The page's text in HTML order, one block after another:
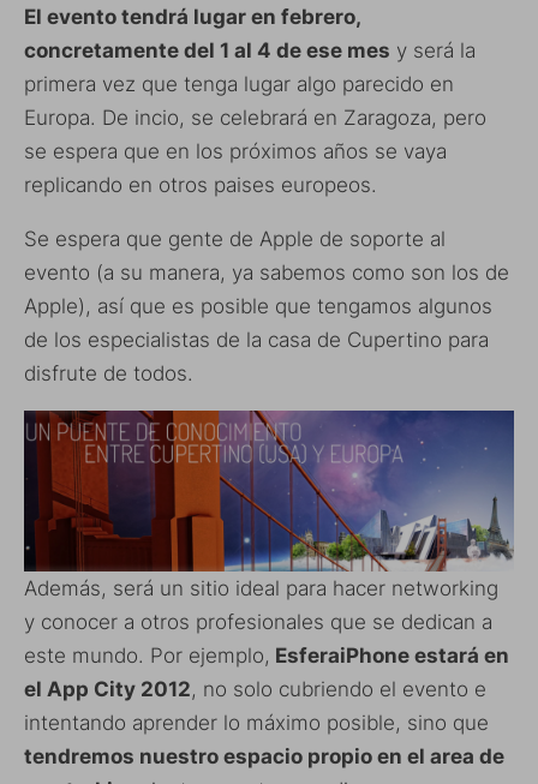
El evento tendrá lugar en febrero,
concretamente del 1 al 4 de ese mes y será la
primera vez que tenga lugar algo parecido en
Europa. De incio, se celebrará en Zaragoza, pero
se espera que en los próximos años se vaya
replicando en otros paises europeos.
Se espera que gente de Apple de soporte al
evento (a su manera, ya sabemos como son los de
Apple), así que es posible que tengamos algunos
de los especialistas de la casa de Cupertino para
disfrute de todos.
Además, será un sitio ideal para hacer networking
y conocer a otros profesionales que se dedican a
este mundo. Por ejemplo, EsferaiPhone estará en
el App City 2012, no solo cubriendo el evento e
intentando aprender lo máximo posible, sino que
tendremos nuestro espacio propio en el area de